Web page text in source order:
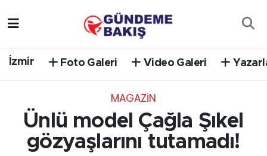
İzmir Foto Galeri Video Galeri
MAGAZİN
Ünlü model Çağla Şıkel
gözyaşlarını tutamadı!
DÜNYA
EGE
Trafik Durumu
Süper Lig Puan Durumu ve Fikstür